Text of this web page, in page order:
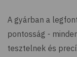
A gyárban a
pontosság -
tesztelnek és